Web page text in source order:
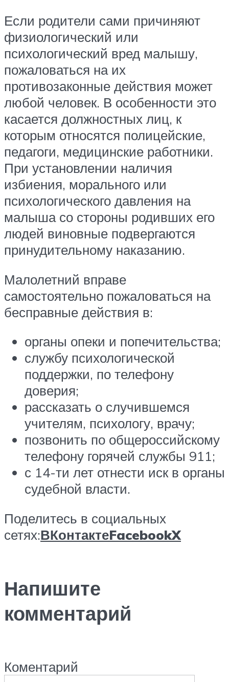
Если родители сами причиняют
физиологический или
психологический вред малышу,
пожаловаться на их
противозаконные действия может
любой человек. В особенности это
касается должностных лиц, к
которым относятся полицейские,
педагоги, медицинские работники.
При установлении наличия
избиения, морального или
психологического давления на
малыша со стороны родивших его
людей виновные подвергаются
принудительному наказанию.
Малолетний вправе
самостоятельно пожаловаться на
бесправные действия в:
органы опеки и попечительства;
службу психологической
поддержки, по телефону
доверия;
рассказать о случившемся
учителям, психологу, врачу;
позвонить по общероссийскому
телефону горячей службы 911;
с 14-ти лет отнести иск в органы
судебной власти.
Поделитесь в социальных
сетях:ВКонтактеFacebookX
Напишите
комментарий
Коментарий